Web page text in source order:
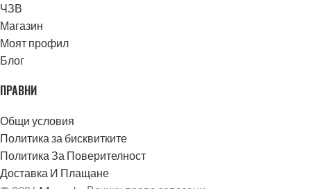
ЧЗВ
Магазин
Моят профил
Блог
ПРАВНИ
Общи условия
Политика за бисквитките
Политика За Поверителност
Доставка И Плащане